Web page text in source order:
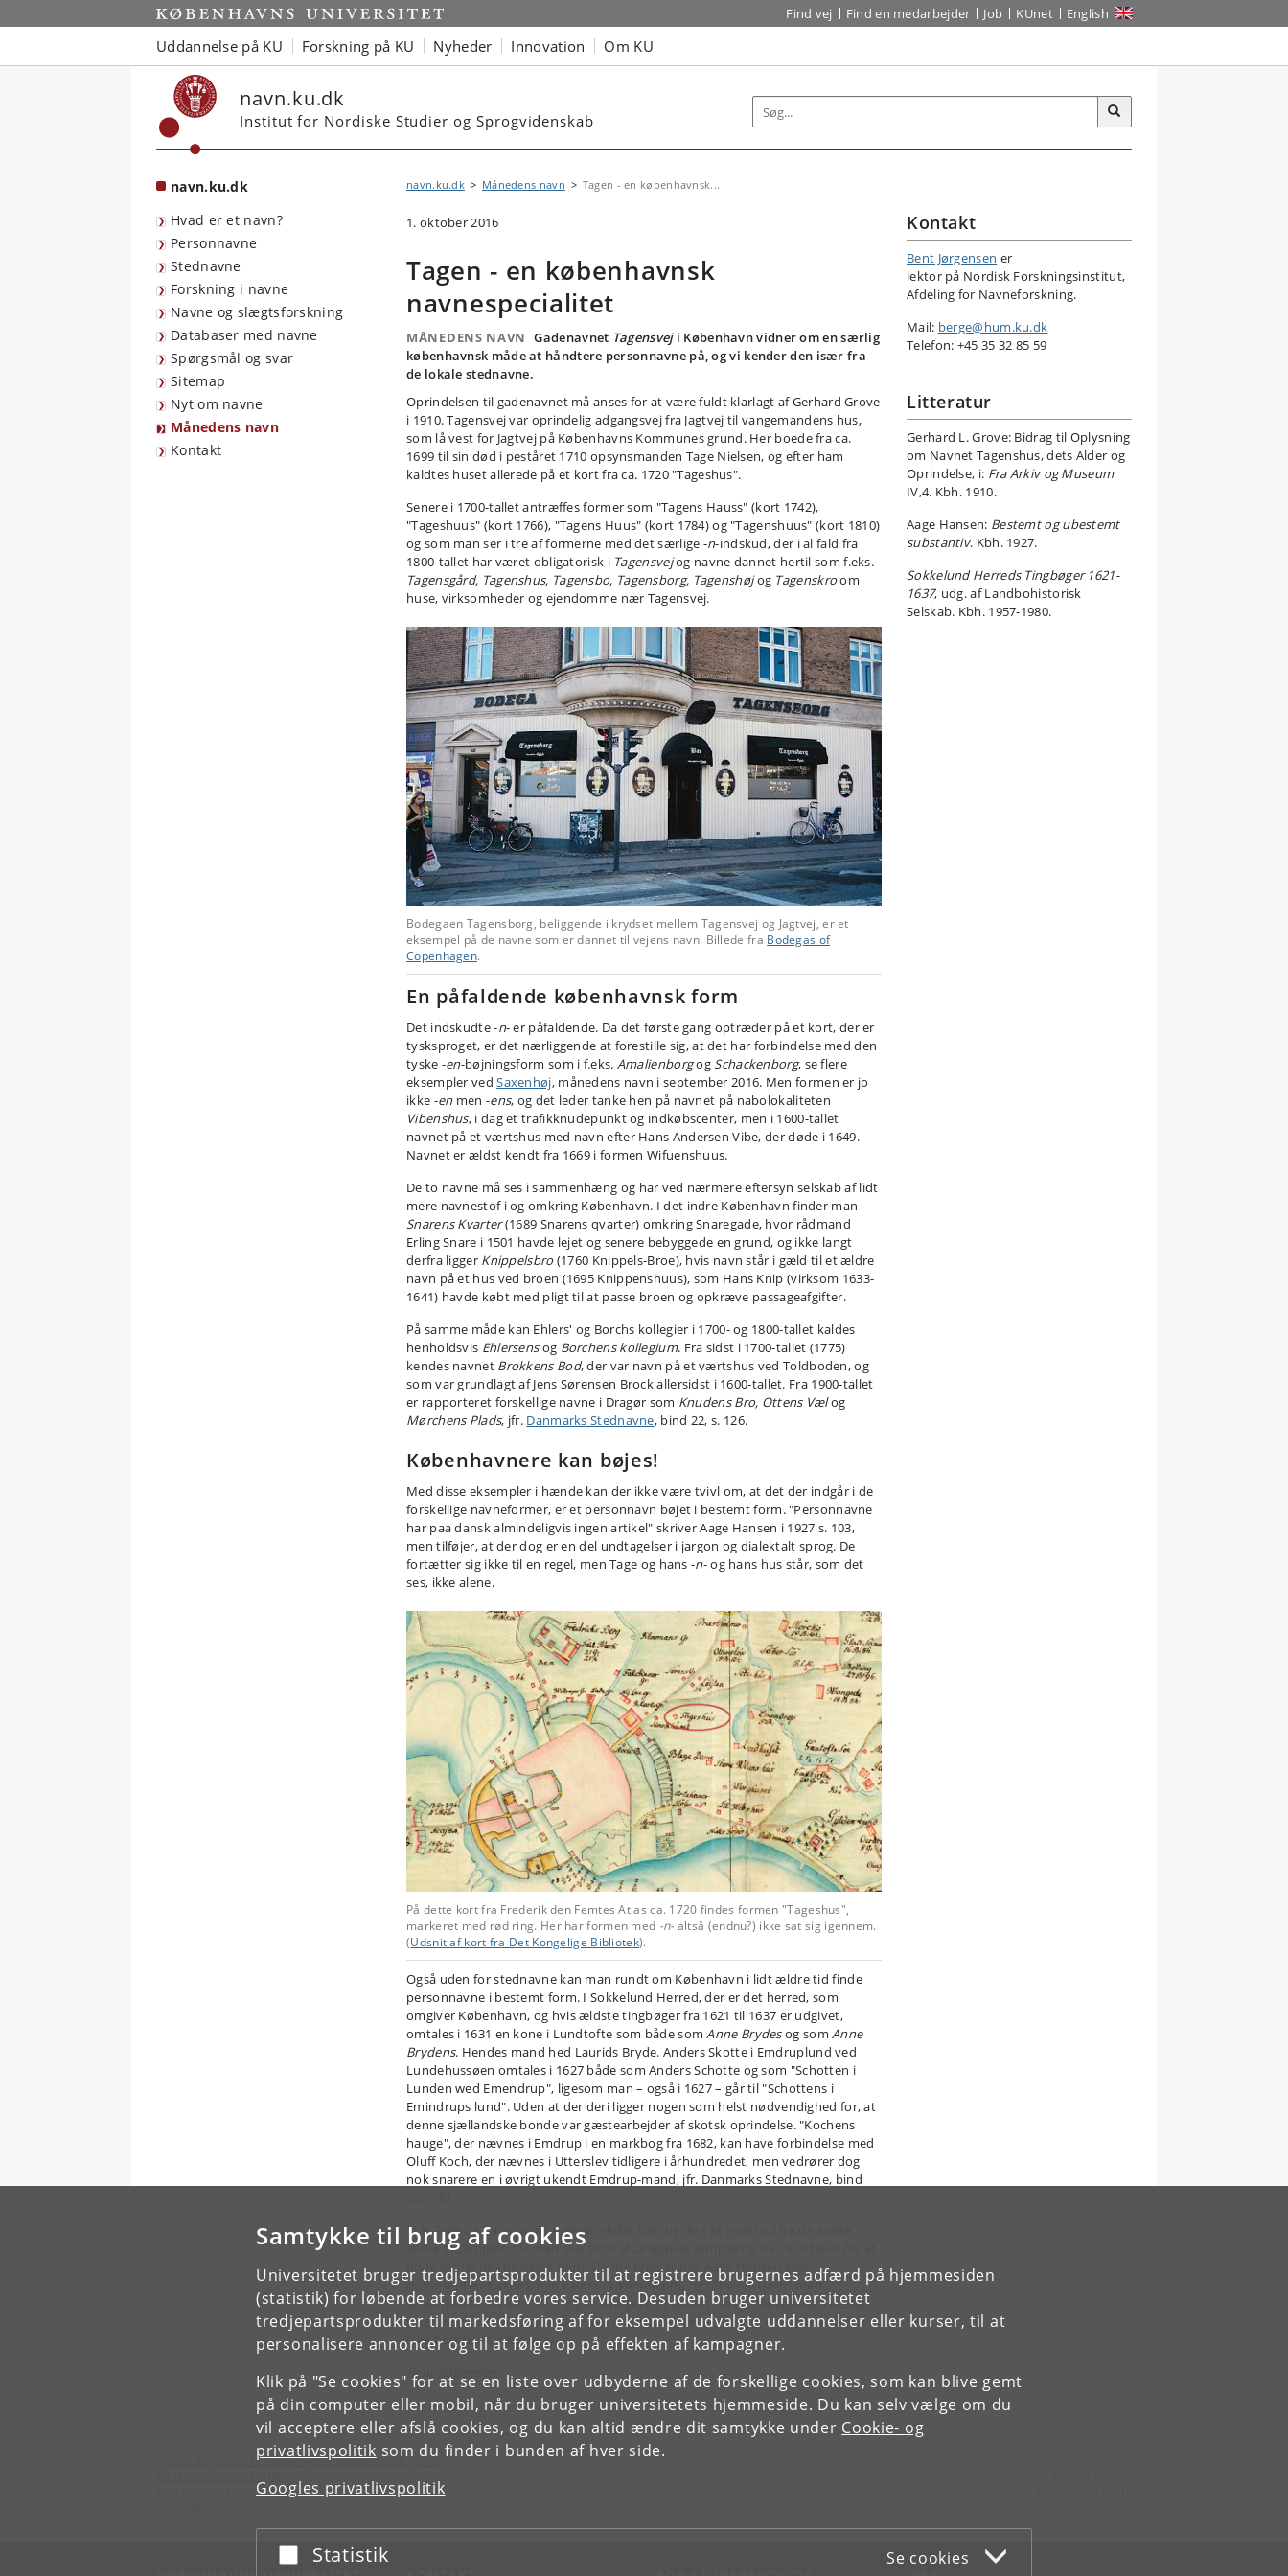
Samtykke til brug af cookies
Universitetet bruger tredjepartsprodukter til at registrere brugernes adfærd på hjemmesiden
(statistik) for løbende at forbedre vores service. Desuden bruger universitetet
tredjepartsprodukter til markedsføring af for eksempel udvalgte uddannelser eller kurser, til at
personalisere annoncer og til at følge op på effekten af kampagner.
Klik på "Se cookies" for at se en liste over udbyderne af de forskellige cookies, som kan blive gemt
på din computer eller mobil, når du bruger universitetets hjemmeside. Du kan selv vælge om du
vil acceptere eller afslå cookies, og du kan altid ændre dit samtykke under Cookie- og
privatlivspolitik som du finder i bunden af hver side.
Googles privatlivspolitik
Acceptér eller afslå
Statistik Se cookies
Start Find vej Find en medarbejder Job KUnet English
Uddannelse på KU Forskning på KU Nyheder Innovation Om KU
navn.ku.dk
Institut for Nordiske Studier og Sprogvidenskab
navn.ku.dk
Hvad er et navn?
Personnavne
Stednavne
Forskning i navne
Navne og slægtsforskning
Databaser med navne
Spørgsmål og svar
Sitemap
Nyt om navne
Månedens navn
Kontakt
navn.ku.dk Månedens navn Tagen - en københavnsk...
1. oktober 2016
Tagen - en københavnsk
navnespecialitet
MÅNEDENS NAVN Gadenavnet Tagensveji København vidner om en særlig
københavnsk måde at håndtere personnavne på, og vi kender den især fra
de lokale stednavne.
Oprindelsen til gadenavnet må anses for at være fuldt klarlagt af Gerhard Grove
i 1910. Tagensvej var oprindelig adgangsvej fra Jagtvej til vangemandens hus,
som lå vest for Jagtvej på Københavns Kommunes grund. Her boede fra ca.
1699 til sin død i peståret 1710 opsynsmanden Tage Nielsen, og efter ham
kaldtes huset allerede på et kort fra ca. 1720 "Tageshus".
Senere i 1700-tallet antræffes former som "Tagens Hauss" (kort 1742),
"Tageshuus" (kort 1766), "Tagens Huus" (kort 1784) og "Tagenshuus" (kort 1810)
og som man ser i tre af formerne med det særlige -n-indskud, der i al fald fra
1800-tallet har været obligatorisk i Tagensvejog navne dannet hertil som f.eks.
Tagensgård, Tagenshus, Tagensbo, Tagensborg, Tagenshøjog Tagenskroom
huse, virksomheder og ejendomme nær Tagensvej.
Bodegaen Tagensborg, beliggende i krydset mellem Tagensvej og Jagtvej, er et
eksempel på de navne som er dannet til vejens navn. Billede fra Bodegas of
Copenhagen.
En påfaldende københavnsk form
Det indskudte -n- er påfaldende. Da det første gang optræder på et kort, der er
tysksproget, er det nærliggende at forestille sig, at det har forbindelse med den
tyske -en-bøjningsform som i f.eks. AmalienborgogSchackenborg, se flere
eksempler vedSaxenhøj, månedens navn i september 2016. Men formen er jo
ikke -enmen -ens, og det leder tanke hen på navnet på nabolokaliteten
Vibenshus, i dag et trafikknudepunkt og indkøbscenter, men i 1600-tallet
navnet på et værtshus med navn efter Hans Andersen Vibe, der døde i 1649.
Navnet er ældst kendt fra 1669 i formen Wifuenshuus.
De to navne må ses i sammenhæng og har ved nærmere eftersyn selskab af lidt
mere navnestof i og omkring København. I det indre København finder man
Snarens Kvarter(1689 Snarens qvarter) omkring Snaregade, hvor rådmand
Erling Snare i 1501 havde lejet og senere bebyggede en grund, og ikke langt
derfra ligger Knippelsbro(1760 Knippels-Broe), hvis navn står i gæld til et ældre
navn på et hus ved broen (1695 Knippenshuus), som Hans Knip (virksom 1633-
1641) havde købt med pligt til at passe broen og opkræve passageafgifter.
På samme måde kan Ehlers' og Borchs kollegier i 1700- og 1800-tallet kaldes
henholdsvis Ehlersensog Borchens kollegium. Fra sidst i 1700-tallet (1775)
kendes navnet Brokkens Bod, der var navn på et værtshus ved Toldboden, og
som var grundlagt af Jens Sørensen Brock allersidst i 1600-tallet. Fra 1900-tallet
er rapporteret forskellige navne i Dragør som Knudens Bro, Ottens Vælog
Mørchens Plads, jfr. Danmarks Stednavne, bind 22, s. 126.
Københavnere kan bøjes!
Med disse eksempler i hænde kan der ikke være tvivl om, at det der indgår i de
forskellige navneformer, er et personnavn bøjet i bestemt form. "Personnavne
har paa dansk almindeligvis ingen artikel" skriver Aage Hansen i 1927 s. 103,
men tilføjer, at der dog er en del undtagelser i jargon og dialektalt sprog. De
fortætter sig ikke til en regel, men Tage og hans -n- og hans hus står, som det
ses, ikke alene.
På dette kort fra Frederik den Femtes Atlas ca. 1720 findes formen "Tageshus",
markeret med rød ring. Her har formen med -n- altså (endnu?) ikke sat sig igennem.
(Udsnit af kort fra Det Kongelige Bibliotek).
Også uden for stednavne kan man rundt om København i lidt ældre tid finde
personnavne i bestemt form. I Sokkelund Herred, der er det herred, som
omgiver København, og hvis ældste tingbøger fra 1621 til 1637 er udgivet,
omtales i 1631 en kone i Lundtofte som både somAnne Brydesog somAnne
Brydens. Hendes mand hed Laurids Bryde. Anders Skotte i Emdruplund ved
Lundehussøen omtales i 1627 både som Anders Schotte og som "Schotten i
Lunden wed Emendrup", ligesom man – også i 1627 – går til "Schottens i
Emindrups lund". Uden at der deri ligger nogen som helst nødvendighed for, at
denne sjællandske bonde var gæstearbejder af skotsk oprindelse. "Kochens
hauge", der nævnes i Emdrup i en markbog fra 1682, kan have forbindelse med
Oluff Koch, der nævnes i Utterslev tidligere i århundredet, men vedrører dog
nok snarere en i øvrigt ukendt Emdrup-mand, jfr. Danmarks Stednavne, bind
Står Tage og hans -n- ikke alene, skiller han sig dog alligevel ud fra de andre
ældre eksempler, for man skal til to af Dragør-eksemplerne fra 1900-tallet for at
finde fornavne i bestemt form. Denne type er hos Aage Hansen kun
repræsenteret af det, han kalder "kælende om- og tiltale til børn" med
eksemplerneLis'en (Lis),Helgen (Helge) ogLassen(Lasse). Muligheden består
givetvis stadig, men synes at have ringe udbredelse i dag og er videnskabeligt
ikke beskrevet nærmere.
Bent Jørgensen
Kontakt
Bent Jørgensen er
lektor på Nordisk Forskningsinstitut,
Afdeling for Navneforskning.
Mail: berge@hum.ku.dk
Telefon: +45 35 32 85 59
Litteratur
Gerhard L. Grove: Bidrag til Oplysning
om Navnet Tagenshus, dets Alder og
Oprindelse, i: Fra Arkiv og Museum
IV,4. Kbh. 1910.
Aage Hansen: Bestemt og ubestemt
substantiv. Kbh. 1927.
Sokkelund Herreds Tingbøger 1621-
1637, udg. af Landbohistorisk
Selskab. Kbh. 1957-1980.
Institut for Nordiske Studier og Sprogvidenskab (NorS)
Emil Holms Kanal 2